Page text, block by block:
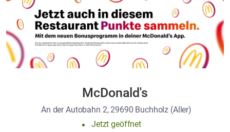
McDonald's
An der Autobahn 2, 29690 Buchholz (Aller)
Jetzt geöffnet